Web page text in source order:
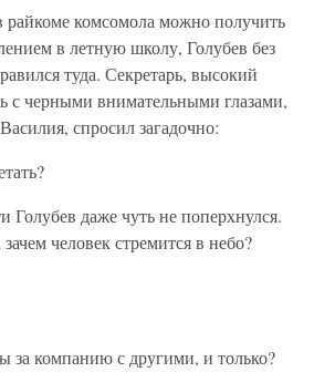
комсомола можно получить
в летную школу, Голубев без
туда. Секретарь, высокий
с черными внимательными глазами,
спросил загадочно:
Голубев даже чуть не поперхнулся.
человек стремится в небо?
компанию с другими, и только?